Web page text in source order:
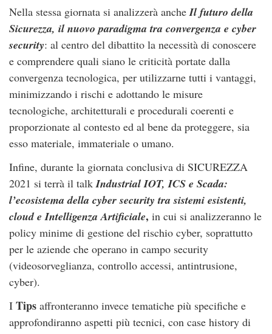
Nella stessa giornata si analizzerà ancheIl futuro della
Sicurezza, il nuovo paradigma tra convergenza e cyber
security: al centro del dibattito la necessità di conoscere
e comprendere quali siano le criticità portate dalla
convergenza tecnologica, per utilizzarne tutti i vantaggi,
minimizzando i rischi e adottando le misure
tecnologiche, architetturali e procedurali coerenti e
proporzionate al contesto ed al bene da proteggere, sia
esso materiale, immateriale o umano.
Infine, durante la giornata conclusiva di SICUREZZA
2021 si terrà il talkIndustrial IOT, ICS e Scada:
l’ecosistema della cyber security tra sistemi esistenti,
cloud e Intelligenza Artificiale, in cui si analizzeranno le
policy minime di gestione del rischio cyber, soprattutto
per le aziende che operano in campo security
(videosorveglianza, controllo accessi, antintrusione,
cyber).
I Tips affronteranno invece tematiche più specifiche e
approfondiranno aspetti più tecnici, con case history di